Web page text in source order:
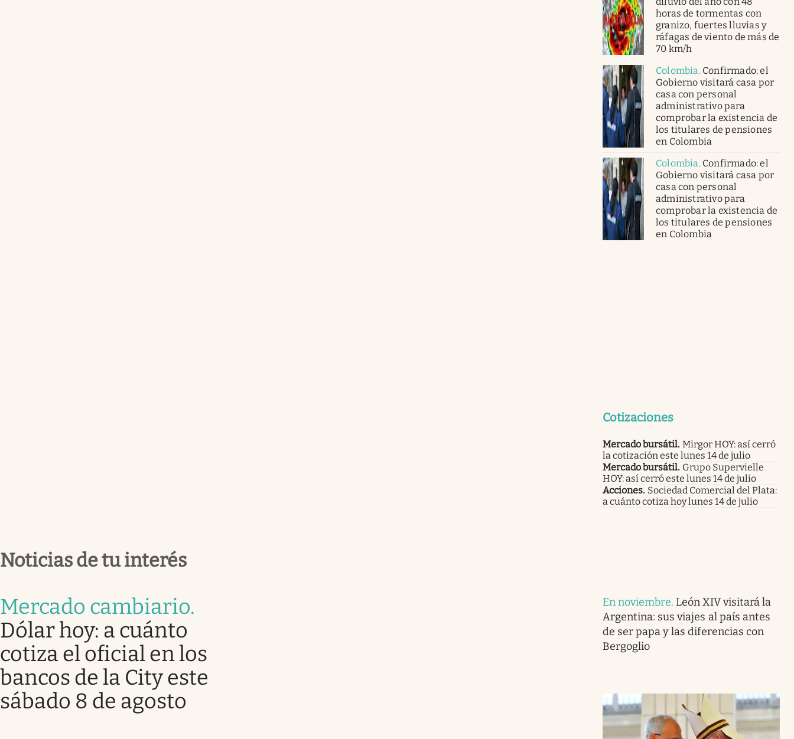
horas de tormentas con
granizo, fuertes lluvias y
ráfagas de viento de más de
70 km/h
Colombia. Confirmado: el
Gobierno visitará casa por
casa con personal
administrativo para
comprobar la existencia de
los titulares de pensiones
en Colombia
Colombia. Confirmado: el
Gobierno visitará casa por
casa con personal
administrativo para
comprobar la existencia de
los titulares de pensiones
en Colombia
Cotizaciones
Mercado bursátil. Mirgor HOY: así cerró
la cotización este lunes 14 de julio
Mercado bursátil. Grupo Supervielle
HOY: así cerró este lunes 14 de julio
Acciones. Sociedad Comercial del Plata:
a cuánto cotiza hoy lunes 14 de julio
Noticias de tu interés
Mercado cambiario.
Dólar hoy: a cuánto
cotiza el oficial en los
bancos de la City este
sábado 8 de agosto
En noviembre. León XIV visitará la
Argentina: sus viajes al país antes
de ser papa y las diferencias con
Bergoglio